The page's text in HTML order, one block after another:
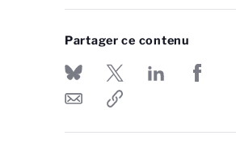
Partager ce contenu